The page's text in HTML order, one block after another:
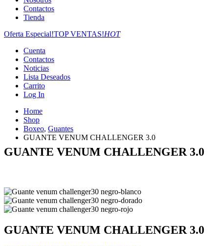
Contactos
Tienda
Oferta Especial!TOP VENTAS!HOT
Cuenta
Contactos
Noticias
Lista Deseados
Carrito
Log In
Home
Shop
Boxeo, Guantes
GUANTE VENUM CHALLENGER 3.0
GUANTE VENUM CHALLENGER 3.0
GUANTE VENUM CHALLENGER 3.0